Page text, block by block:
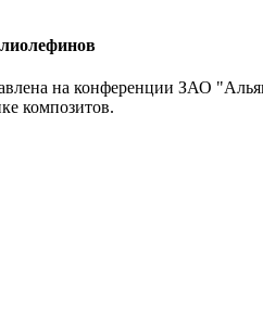
на конференции ЗАО
композитов.